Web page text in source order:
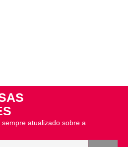
atualizado sobre a